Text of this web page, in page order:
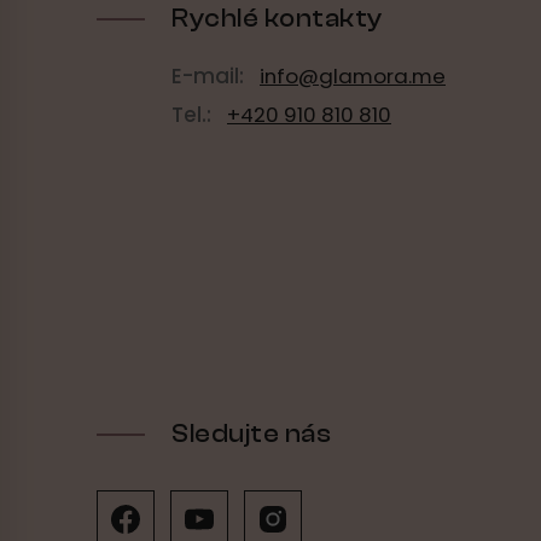
Rychlé kontakty
E-mail:
info@glamora.me
Tel.:
+420 910 810 810
Sledujte nás